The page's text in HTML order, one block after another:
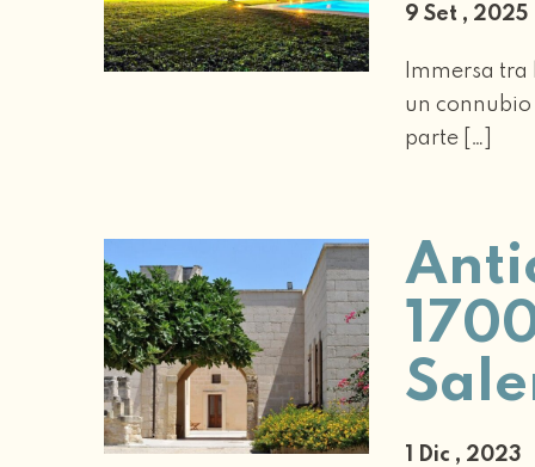
9 Set ,
Immersa
un
parte […]
1 Dic , 2023